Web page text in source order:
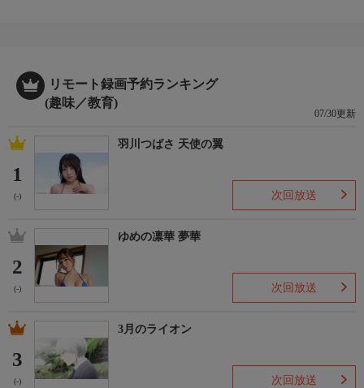
リモート録画予約ランキング
(趣味／教育)
07/30更新
1
(-)
羽川つばさ 天使の翼
次回放送
2
(-)
ゆめの凛華 夢華
次回放送
3
(-)
3月のライオン
次回放送